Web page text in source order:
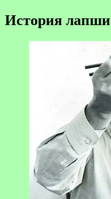
История лапши